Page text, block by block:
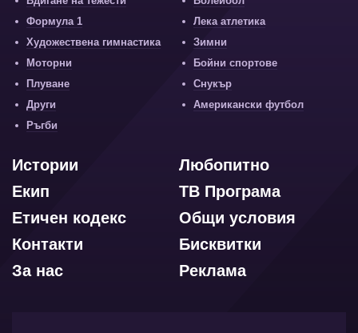
Формула 1
Лека атлетика
Художествена гимнастика
Зимни
Моторни
Бойни спортове
Плуване
Снукър
Други
Американски футбол
Ръгби
Любопитно
Истории
ТВ Програма
Екип
Общи условия
Етичен кодекс
Бисквитки
Контакти
Реклама
За нас